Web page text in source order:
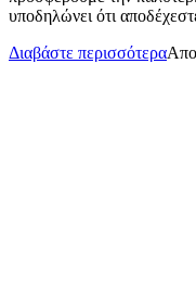
υποδηλώνει ότι
Διαβάστε περισσότερα